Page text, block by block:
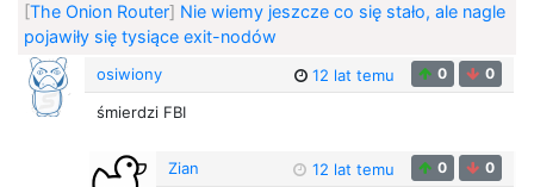
[The Onion Router] Nie wiemy jeszcze co się stało, ale nagle
pojawiły się tysiące exit-nodów
osiwiony 12 lat temu 0 0
śmierdzi FBI
Zian 12 lat temu 0 0